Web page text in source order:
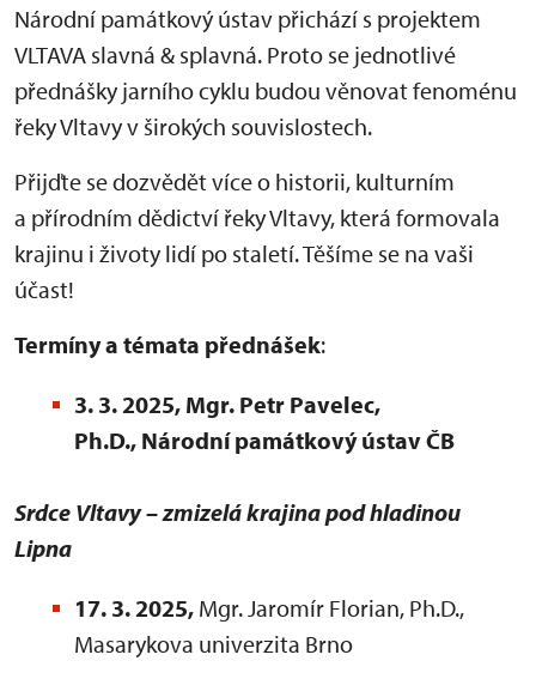
Národní památkový ústav přichází s projektem
VLTAVA slavná & splavná. Proto se jednotlivé
přednášky jarního cyklu budou věnovat fenoménu
řeky Vltavy v širokých souvislostech.
Přijďte se dozvědět více o historii, kulturním
a přírodním dědictví řeky Vltavy, která formovala
krajinu i životy lidí po staletí. Těšíme se na vaši
účast!
Termíny a témata přednášek:
3. 3. 2025, Mgr. Petr Pavelec,
Ph.D., Národní památkový ústav ČB
Srdce Vltavy– zmizelá krajina pod hladinou
Lipna
17. 3. 2025, Mgr. Jaromír Florian, Ph.D.,
Masarykova univerzita Brno